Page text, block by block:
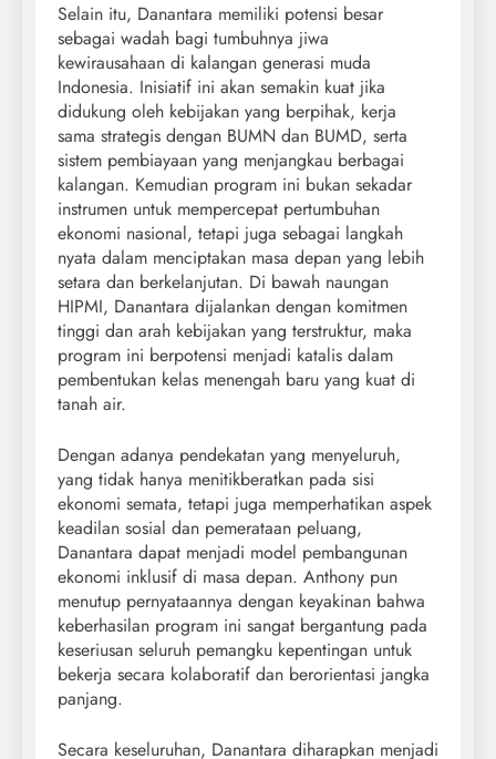
Selain itu, Danantara memiliki potensi besar
sebagai wadah bagi tumbuhnya jiwa
kewirausahaan di kalangan generasi muda
Indonesia. Inisiatif ini akan semakin kuat jika
didukung oleh kebijakan yang berpihak, kerja
sama strategis dengan BUMN dan BUMD, serta
sistem pembiayaan yang menjangkau berbagai
kalangan. Kemudian program ini bukan sekadar
instrumen untuk mempercepat pertumbuhan
ekonomi nasional, tetapi juga sebagai langkah
nyata dalam menciptakan masa depan yang lebih
setara dan berkelanjutan. Di bawah naungan
HIPMI, Danantara dijalankan dengan komitmen
tinggi dan arah kebijakan yang terstruktur, maka
program ini berpotensi menjadi katalis dalam
pembentukan kelas menengah baru yang kuat di
tanah air.
Dengan adanya pendekatan yang menyeluruh,
yang tidak hanya menitikberatkan pada sisi
ekonomi semata, tetapi juga memperhatikan aspek
keadilan sosial dan pemerataan peluang,
Danantara dapat menjadi model pembangunan
ekonomi inklusif di masa depan. Anthony pun
menutup pernyataannya dengan keyakinan bahwa
keberhasilan program ini sangat bergantung pada
keseriusan seluruh pemangku kepentingan untuk
bekerja secara kolaboratif dan berorientasi jangka
panjang.
Secara keseluruhan, Danantara diharapkan menjadi